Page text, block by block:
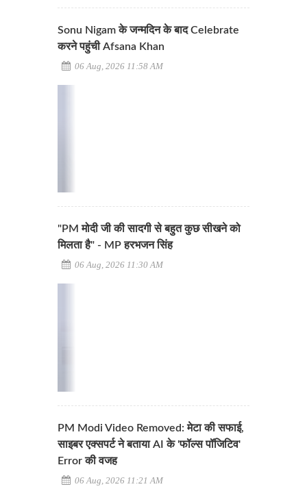
Sonu Nigam के जन्मदिन के बाद Celebrate
करने पहुंची Afsana Khan
06 Aug, 2026 11:58 AM
"PM मोदी जी की सादगी से बहुत कुछ सीखने को
मिलता है" - MP हरभजन सिंह
06 Aug, 2026 11:30 AM
PM Modi Video Removed: मेटा की सफाई,
साइबर एक्सपर्ट ने बताया AI के 'फॉल्स पॉजिटिव'
Error की वजह
06 Aug, 2026 11:21 AM